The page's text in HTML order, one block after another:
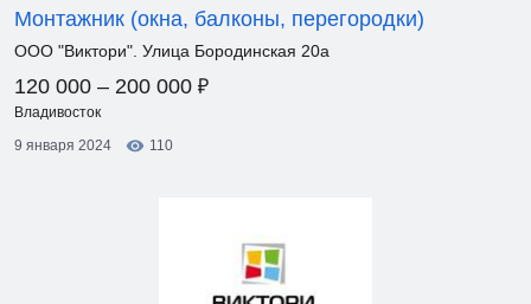
Монтажник (окна, балконы, перегородки)
ООО "Виктори". Улица Бородинская 20а
120 000 – 200 000 ₽
Владивосток
9 января 2024
110